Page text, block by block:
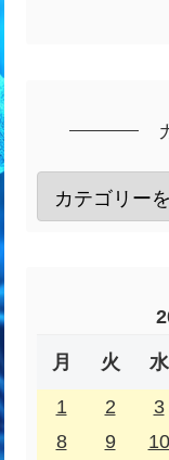
月 火 水
1 2 3
8
9 10